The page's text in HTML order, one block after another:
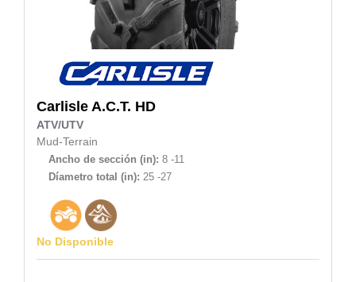
Carlisle A.C.T. HD
ATV/UTV
Mud-Terrain
Ancho de sección (in): 8 -11
Díametro total (in): 25 -27
No Disponible